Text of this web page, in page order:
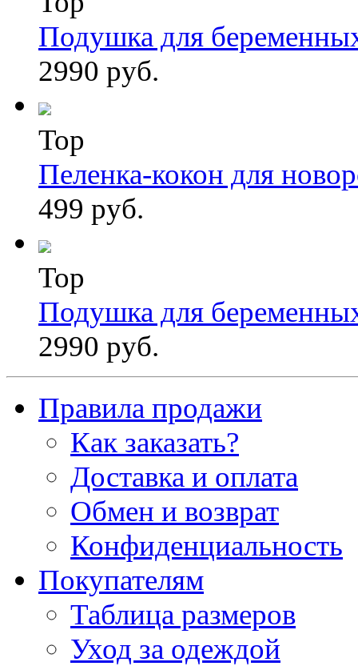
Подушка для
2990 руб.
Top
Пеленка-кокон для
499 руб.
Top
Подушка для
2990 руб.
Правила продажи
Как заказать?
Доставка и оплата
Обмен и возврат
Конфиденциальность
Покупателям
Таблица размеров
Уход за одеждой